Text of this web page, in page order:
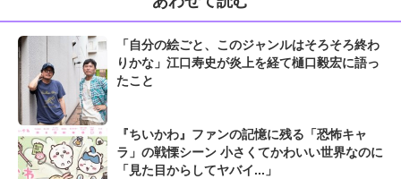
「自分の絵ごと、このジャンルはそろそろ終わ
りかな」江口寿史が炎上を経て樋口毅宏に語っ
たこと
『ちいかわ』ファンの記憶に残る「恐怖キャ
ラ」の戦慄シーン 小さくてかわいい世界なのに
「見た目からしてヤバイ...」